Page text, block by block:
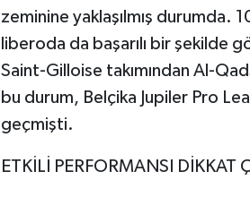
zeminine yaklaşılmış durumda.
liberoda da başarılı bir şekilde
Saint-Gilloise takımından Al-
bu durum, Belçika Jupiler Pro
geçmişti.
ETKİLİ PERFORMANSI DİKKAT